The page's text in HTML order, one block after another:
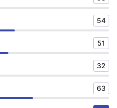
54
51
32
63